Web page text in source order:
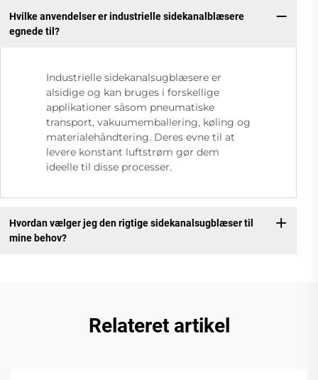
Hvilke anvendelser er industrielle sidekanalblæsere
egnede til?
Industrielle sidekanalsugblæsere er
alsidige og kan bruges i forskellige
applikationer såsom pneumatiske
transport, vakuumemballering, køling og
materialehåndtering. Deres evne til at
levere konstant luftstrøm gør dem
ideelle til disse processer.
Hvordan vælger jeg den rigtige sidekanalsugblæser til
mine behov?
Relateret artikel